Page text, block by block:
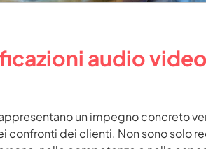
audio
un impegno concreto
confronti dei clienti. Non sono solo